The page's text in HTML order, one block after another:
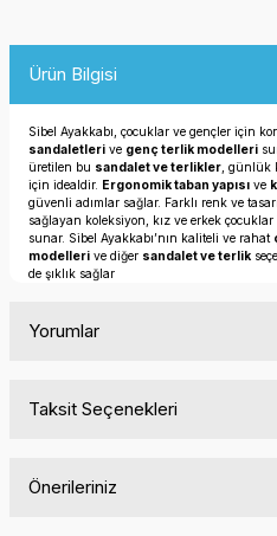
Ürün Bilgisi
Sibel Ayakkabı, çocuklar ve gençler için
sandaletleri ve genç terlik modelleri
üretilen bu sandalet ve terlikler , günlük
için idealdir. Ergonomik taban yapısı ve
güvenli adımlar sağlar. Farklı renk ve
sağlayan koleksiyon, kız ve erkek
sunar. Sibel Ayakkabı’nın kaliteli ve rahat
modelleri ve diğer sandalet ve terlik
de şıklık sağlar
Yorumlar
Taksit Seçenekleri
Önerileriniz